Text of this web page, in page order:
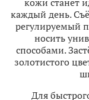
каждый день.
регулируемый
носить
способами.
золотистого
Для